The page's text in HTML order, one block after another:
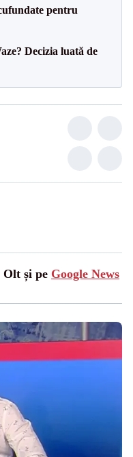
pentru
Decizia luată de
Olt și pe Google News